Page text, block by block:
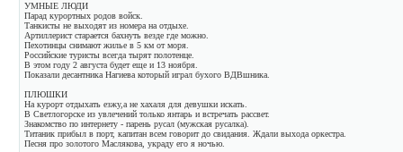
УМНЫЕ ЛЮДИ
Парад курортных родов войск.
Танкисты не выходят из номера на отдыхе.
Артиллерист старается бахнуть везде где можно.
Пехотинцы снимают жилье в 5 км от моря.
Российские туристы всегда тырят полотенце.
В этом году 2 августа будет еще и 13 ноября.
Показали десантника Нагиева который играл бухого ВДВшника.
ПЛЮШКИ
На курорт отдыхать езжу,а не хахаля для девушки искать.
В Светлогорске из увлечений только янтарь и встречать рассвет.
Знакомство по интернету - парень русал (мужская русалка).
Титаник прибыл в порт, капитан всем говорит до свидания. Ждали выхода оркестра.
Песня про золотого Маслякова, украду его я ночью.